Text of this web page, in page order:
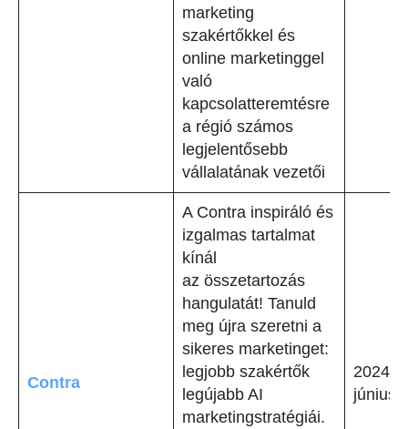
marketing
szakértőkkel és
online marketinggel
való
kapcsolatteremtésre
a régió számos
legjelentősebb
vállalatának vezetői
Contra
A Contra inspiráló és
izgalmas tartalmat
kínál
az összetartozás
hangulatát! Tanuld
meg újra szeretni a
sikeres marketinget:
legjobb szakértők
legújabb AI
marketingstratégiái.
2024.
június